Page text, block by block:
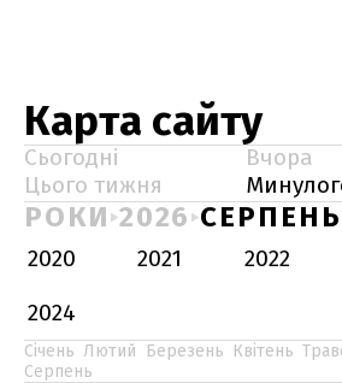
Карта сайту
Сьогодні
Вчора
Цього тижня
РОКИ 2026 СЕРПЕНЬ
2020 2021 2022
2024
Січень Лютий Березень Квітень
Серпень